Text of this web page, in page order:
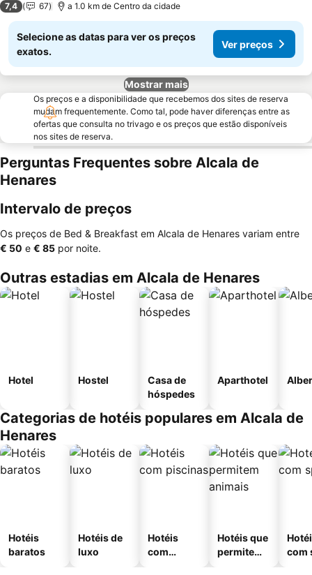
7,4 67 a 1.0 km de Centro da cidade
Selecione as datas para ver os preços
exatos.
Ver preços
Mostrar mais
Os preços e a disponibilidade que recebemos dos sites de reserva
mudam frequentemente. Como tal, pode haver diferenças entre as
ofertas que consulta no trivago e os preços que estão disponíveis
nos sites de reserva.
Perguntas Frequentes sobre Alcala de
Henares
Intervalo de preços
Os preços de Bed & Breakfast em Alcala de Henares variam entre
‎€ 50 e ‎€ 85 por noite.
Outras estadias em Alcala de Henares
Hotel Hostel
Casa de
hóspedes
Aparthotel
Categorias de hotéis populares em Alcala de
Henares
Hotéis
baratos
Hotéis de
luxo
Hotéis
com
Hotéis que
permitem
com